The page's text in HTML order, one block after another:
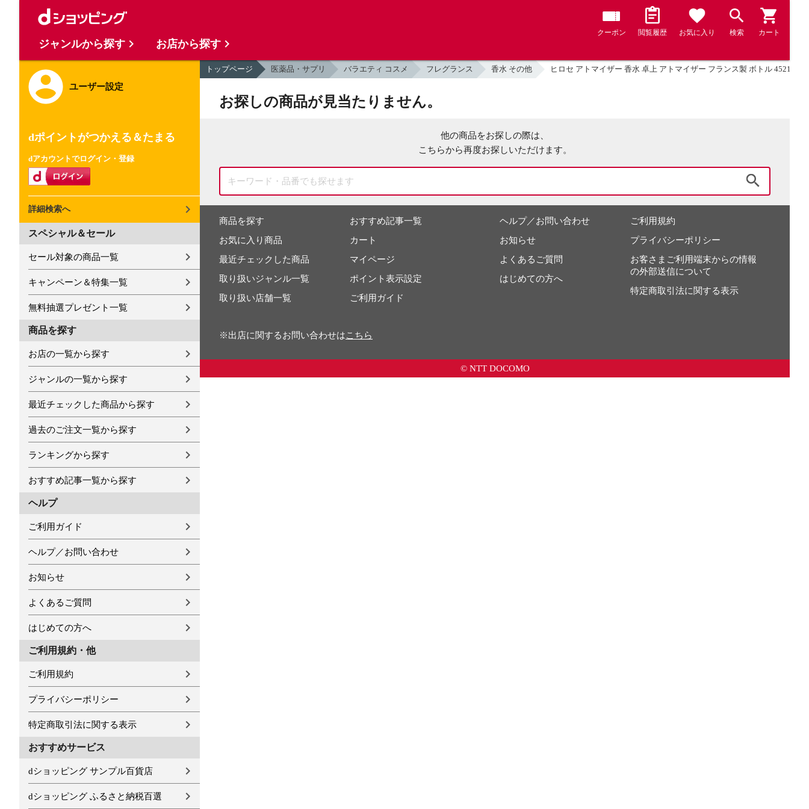
クーポン 閲覧履歴 お気に入り 検索 カート
ユーザー設定
dポイントがつかえる＆たまる
dアカウントでログイン・登録
詳細検索へ
スペシャル＆セール
セール対象の商品一覧
キャンペーン＆特集一覧
無料抽選プレゼント一覧
商品を探す
お店の一覧から探す
ジャンルの一覧から探す
最近チェックした商品から探す
過去のご注文一覧から探す
ランキングから探す
おすすめ記事一覧から探す
ヘルプ
ご利用ガイド
ヘルプ／お問い合わせ
お知らせ
よくあるご質問
はじめての方へ
ご利用規約・他
ご利用規約
プライバシーポリシー
特定商取引法に関する表示
おすすめサービス
dショッピング サンプル百貨店
dショッピング ふるさと納税百選
トップページ 医薬品・サプリ バラエティ コスメ フレグランス 香水 その他 ヒロセ アトマイザー 香水 卓上 アトマイザー フランス製 ボトル 45213 (
お探しの商品が見当たりません。
他の商品をお探しの際は、
こちらから再度お探しいただけます。
商品を探す
お気に入り商品
最近チェックした商品
取り扱いジャンル一覧
取り扱い店舗一覧
おすすめ記事一覧
カート
マイページ
ポイント表示設定
ご利用ガイド
ヘルプ／お問い合わせ
お知らせ
よくあるご質問
はじめての方へ
ご利用規約
プライバシーポリシー
お客さまご利用端末からの情報
の外部送信について
特定商取引法に関する表示
※出店に関するお問い合わせはこちら
© NTT DOCOMO
ジャンルから探す お店から探す